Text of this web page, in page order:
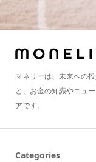
マネリーは、未来への
と、お金の知識やニュ
アです。
Categories